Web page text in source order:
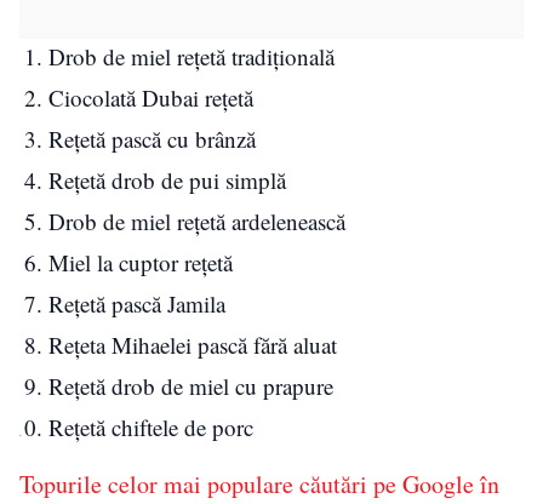
Drob de miel rețetă tradițională
Ciocolată Dubai rețetă
Rețetă pască cu brânză
Rețetă drob de pui simplă
Drob de miel rețetă ardelenească
Miel la cuptor rețetă
Rețetă pască Jamila
Rețeta Mihaelei pască fără aluat
Rețetă drob de miel cu prapure
Rețetă chiftele de porc
Topurile celor mai populare căutări pe Google în